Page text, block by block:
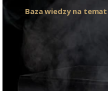
Baza wiedzy na